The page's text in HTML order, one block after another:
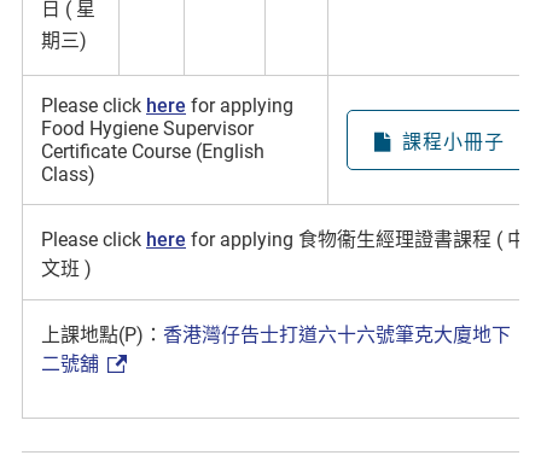
日 ( 星
期三)
Please click here for applying
Food Hygiene Supervisor
Certificate Course (English
Class)
課程小冊子
Please click here for applying 食物衞生經理證書課程 ( 中
文班 )
上課地點(P)： 香港灣仔告士打道六十六號筆克大廈地下
二號舖